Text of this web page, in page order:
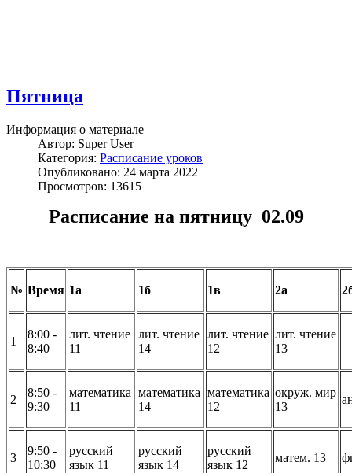
Пятница
Информация о материале
Автор: Super User
Категория: Расписание уроков
Опубликовано: 24 марта 2022
Просмотров: 13615
Расписание на пятницу 02.09
№ Время 1а 1б 1в 2а
1
8:00 -
8:40
лит. чтение
11
лит. чтение
14
лит. чтение
12
лит. чтение
13
2
8:50 -
9:30
математика
11
математика
14
математика
12
окруж. мир
13
3
9:50 -
10:30
русский
язык 11
русский
язык 14
русский
язык 12
матем. 13